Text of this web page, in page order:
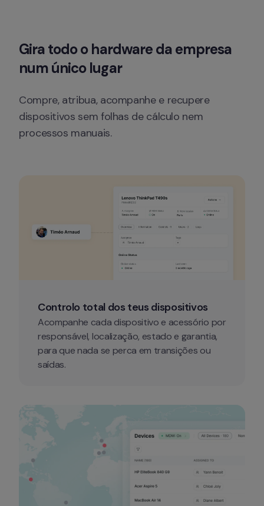
Gira todo o hardware da empresa
num único lugar
Compre, atribua, acompanhe e recupere
dispositivos sem folhas de cálculo nem
processos manuais.
Controlo total dos teus dispositivos
Acompanhe cada dispositivo e acessório por
responsável, localização, estado e garantia,
para que nada se perca em transições ou
saídas.